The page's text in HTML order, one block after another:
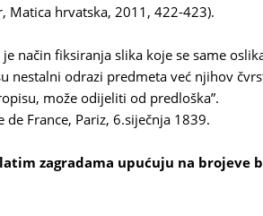
Matica hrvatska, 2011, 422-423).
je način fiksiranja slika koje se same
nestalni odrazi predmeta već njihov
može odijeliti od predloška”.
de France, Pariz, 6.siječnja 1839.
zagradama upućuju na brojeve